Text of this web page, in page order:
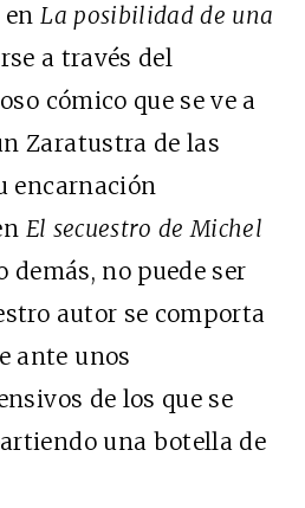
enLa posibilidad de una
a través del
cómico que se ve a
Zaratustra de las
encarnación
El secuestro de Michel
demás, no puede ser
autor se comporta
ante unos
de los que se
una botella de